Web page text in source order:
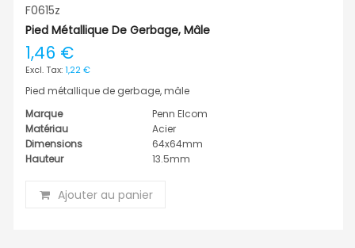
F0615z
Pied Métallique De Gerbage, Mâle
1,46 €
1,22 €
Pied métallique de gerbage, mâle
Marque
Penn Elcom
Matériau
Acier
Dimensions
64x64mm
Hauteur
13.5mm
Ajouter au panier